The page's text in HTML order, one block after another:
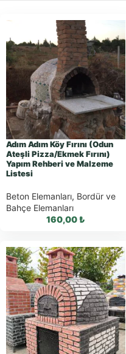
Adım Adım Köy Fırını (Odun
Ateşli Pizza/Ekmek Fırını)
Yapım Rehberi ve Malzeme
Listesi
Beton Elemanları, Bordür ve
Bahçe Elemanları
160,00₺
WhatsApp ile
Sipariş
WhatsApp Teklif
Al